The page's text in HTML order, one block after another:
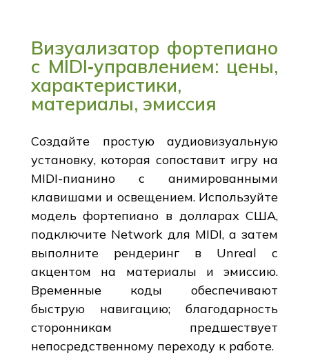
Визуализатор фортепиано
с MIDI‑управлением: цены,
характеристики,
материалы, эмиссия
Создайте простую аудиовизуальную
установку, которая сопоставит игру на
MIDI-пианино с анимированными
клавишами и освещением. Используйте
модель фортепиано в долларах США,
подключите Network для MIDI, а затем
выполните рендеринг в Unreal с
акцентом на материалы и эмиссию.
Временные коды обеспечивают
быструю навигацию; благодарность
сторонникам предшествует
непосредственному переходу к работе.